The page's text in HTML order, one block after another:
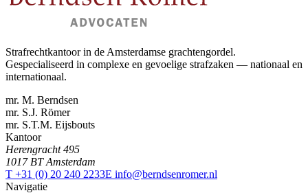
Strafrechtkantoor in de Amsterdamse grachtengordel.
Gespecialiseerd in complexe en gevoelige strafzaken — nationaal en
internationaal.
mr. M. Berndsen
mr. S.J. Römer
mr. S.T.M. Eijsbouts
Kantoor
Herengracht 495
1017 BT Amsterdam
T +31 (0) 20 240 2233E info@berndsenromer.nl
Navigatie